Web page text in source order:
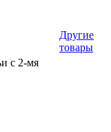
Другие
товары
c 2-мя